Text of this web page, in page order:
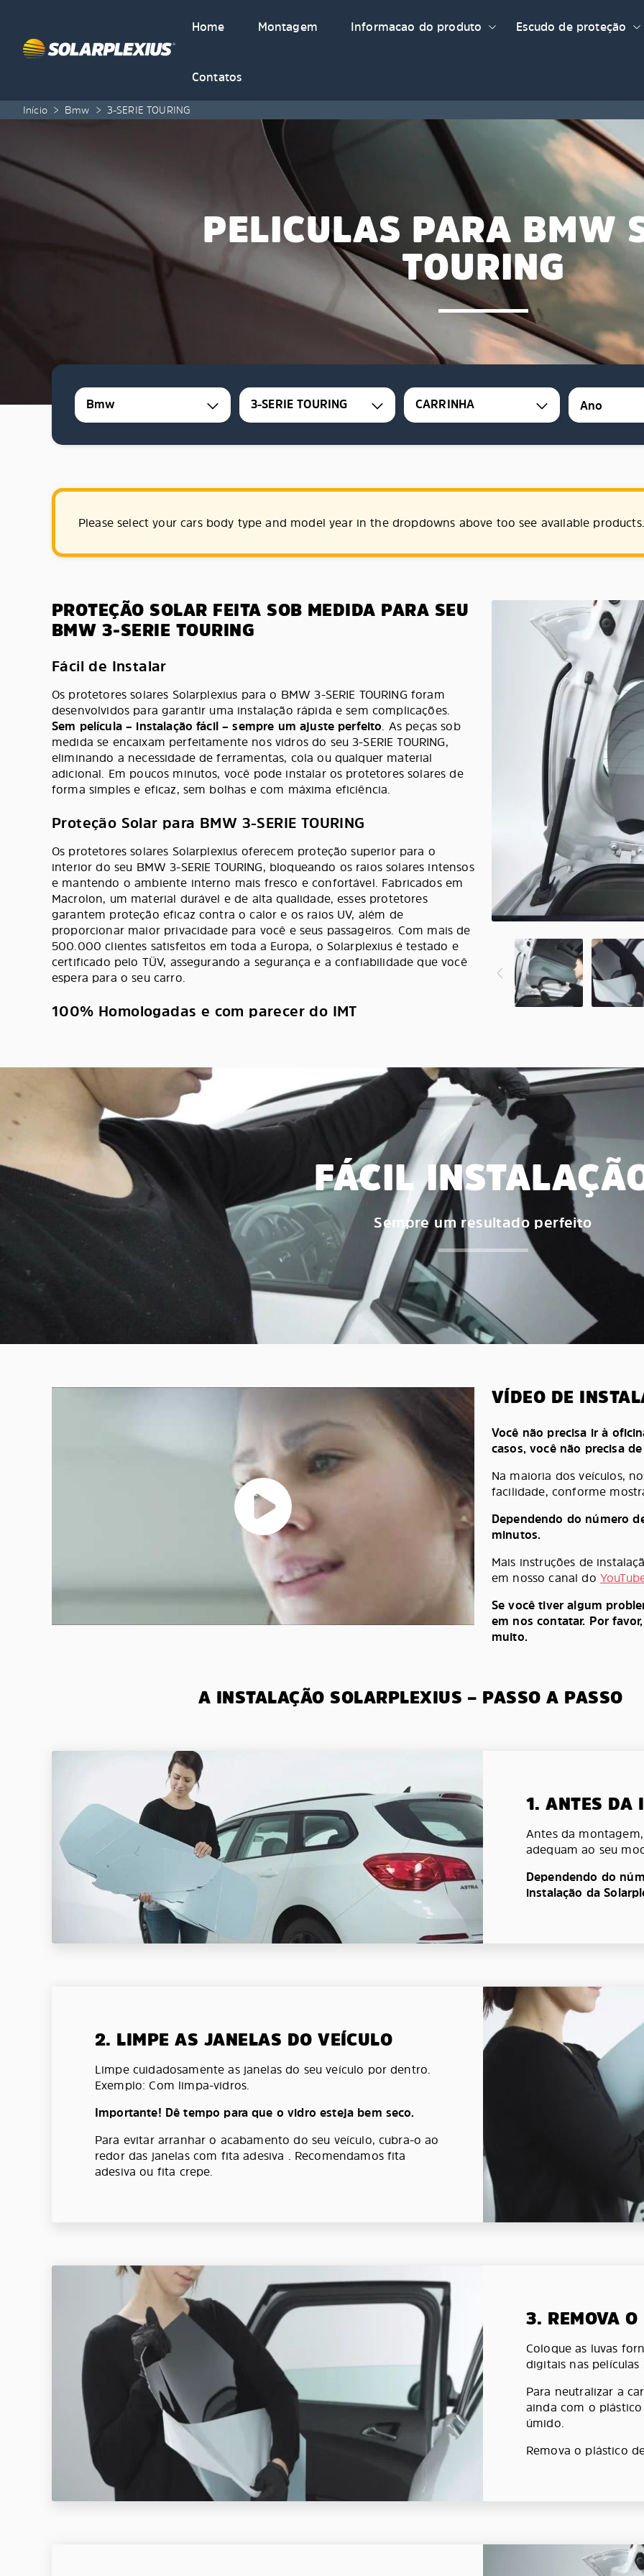
Home
Montagem Informacao do produto Escudo de proteção
Contatos
Início > Bmw > 3-SERIE TOURING
PELICULAS PARA BMW
TOURING
Bmw 3-SERIE TOURING CARRINHA
Please select your cars body type and model year in the dropdowns above too see available products.
PROTEÇÃO SOLAR FEITA SOB MEDIDA PARA SEU
BMW 3-SERIE TOURING
Fácil de Instalar
Os protetores solares Solarplexius para o BMW 3-SERIE TOURING foram
desenvolvidos para garantir uma instalação rápida e sem complicações.
Sem película – instalação fácil – sempre um ajuste perfeito. As peças sob
medida se encaixam perfeitamente nos vidros do seu 3-SERIE TOURING,
eliminando a necessidade de ferramentas, cola ou qualquer material
adicional. Em poucos minutos, você pode instalar os protetores solares de
forma simples e eficaz, sem bolhas e com máxima eficiência.
Proteção Solar para BMW 3-SERIE TOURING
Os protetores solares Solarplexius oferecem proteção superior para o
interior do seu BMW 3-SERIE TOURING, bloqueando os raios solares intensos
e mantendo o ambiente interno mais fresco e confortável. Fabricados em
Macrolon, um material durável e de alta qualidade, esses protetores
garantem proteção eficaz contra o calor e os raios UV, além de
proporcionar maior privacidade para você e seus passageiros. Com mais de
500.000 clientes satisfeitos em toda a Europa, o Solarplexius é testado e
certificado pelo TÜV, assegurando a segurança e a confiabilidade que você
espera para o seu carro.
100% Homologadas e com parecer do IMT
FÁCIL
Sempre um resultado perfeito
VÍDEO DE
Você não precisa ir à
casos, você não precisa
Na maioria dos veículos,
facilidade, conforme
Dependendo do número
minutos.
Mais instruções de
em nosso canal do
Se você tiver algum
em nos contatar. Por
muito.
A INSTALAÇÃO SOLARPLEXIUS – PASSO A PASSO
1. ANTES DA
Antes da
adequam ao seu
Dependendo do
instalação da
2. LIMPE AS JANELAS DO VEÍCULO
Limpe cuidadosamente as janelas do seu veículo por dentro.
Exemplo: Com limpa-vidros.
Importante! Dê tempo para que o vidro esteja bem seco.
Para evitar arranhar o acabamento do seu veículo, cubra-o ao
redor das janelas com fita adesiva . Recomendamos fita
adesiva ou fita crepe.
3. REMOVA O
Coloque as luvas
digitais nas películas
Para neutralizar a
ainda com o
úmido.
Remova o plástico